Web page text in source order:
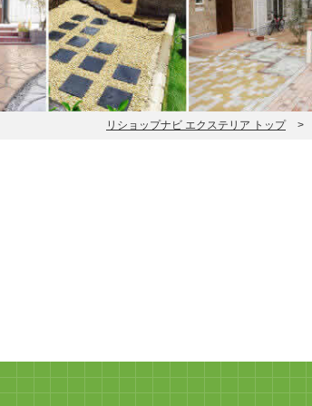
リショップナビ エクステリア トップ